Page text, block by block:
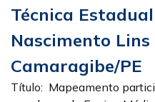
Técnica
Nascimento Lins
Camaragibe/PE
Título: Mapeamento